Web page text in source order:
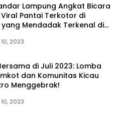
Lampung Angkat Bicara
Pantai Terkotor di
Mendadak Terkenal di
2023
di Juli 2023: Lomba
dan Komunitas Kicau
Menggebrak!
2023